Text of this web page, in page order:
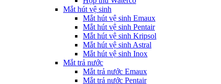
Mắt hút vệ sinh
Mắt hút vệ sinh Emaux
Mắt hút vệ sinh Pentair
Mắt hút vệ sinh Kripsol
Mắt hút vệ sinh Astral
Mắt hút vệ sinh Inox
Mắt trả nước
Mắt trả nước Emaux
Mắt trả nước Pentair